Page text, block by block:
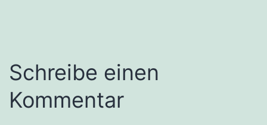
Schreibe einen
Kommentar